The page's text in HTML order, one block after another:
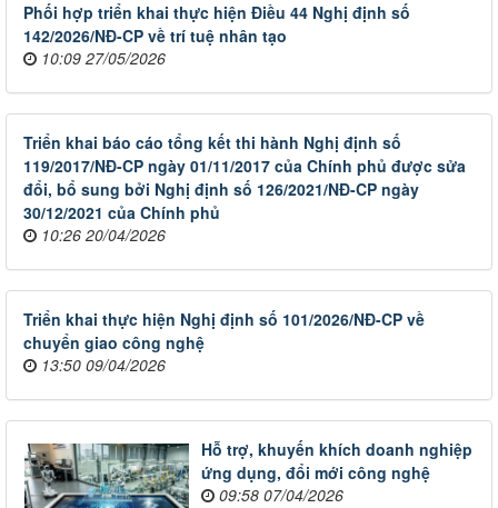
Phối hợp triển khai thực hiện Điều 44 Nghị định số
142/2026/NĐ-CP về trí tuệ nhân tạo
10:09 27/05/2026
Triển khai báo cáo tổng kết thi hành Nghị định số
119/2017/NĐ-CP ngày 01/11/2017 của Chính phủ được sửa
đổi, bổ sung bởi Nghị định số 126/2021/NĐ-CP ngày
30/12/2021 của Chính phủ
10:26 20/04/2026
Triển khai thực hiện Nghị định số 101/2026/NĐ-CP về
chuyển giao công nghệ
13:50 09/04/2026
Hỗ trợ, khuyến khích doanh nghiệp
ứng dụng, đổi mới công nghệ
09:58 07/04/2026